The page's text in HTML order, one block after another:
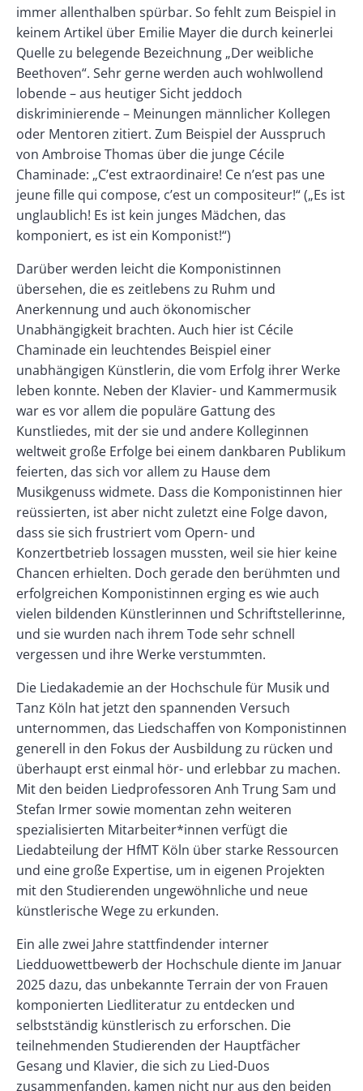
immer allenthalben spürbar. So fehlt zum Beispiel in
keinem Artikel über Emilie Mayer die durch keinerlei
Quelle zu belegende Bezeichnung „Der weibliche
Beethoven“. Sehr gerne werden auch wohlwollend
lobende – aus heutiger Sicht jeddoch
diskriminierende – Meinungen männlicher Kollegen
oder Mentoren zitiert. Zum Beispiel der Ausspruch
von Ambroise Thomas über die junge Cécile
Chaminade: „C’est extraordinaire! Ce n’est pas une
jeune fille qui compose, c’est un compositeur!“ („Es ist
unglaublich! Es ist kein junges Mädchen, das
komponiert, es ist ein Komponist!“)
Darüber werden leicht die Komponistinnen
übersehen, die es zeitlebens zu Ruhm und
Anerkennung und auch ökonomischer
Unabhängigkeit brachten. Auch hier ist Cécile
Chaminade ein leuchtendes Beispiel einer
unabhängigen Künstlerin, die vom Erfolg ihrer Werke
leben konnte. Neben der Klavier- und Kammermusik
war es vor allem die populäre Gattung des
Kunstliedes, mit der sie und andere Kolleginnen
weltweit große Erfolge bei einem dankbaren Publikum
feierten, das sich vor allem zu Hause dem
Musikgenuss widmete. Dass die Komponistinnen hier
reüssierten, ist aber nicht zuletzt eine Folge davon,
dass sie sich frustriert vom Opern- und
Konzertbetrieb lossagen mussten, weil sie hier keine
Chancen erhielten. Doch gerade den berühmten und
erfolgreichen Komponistinnen erging es wie auch
vielen bildenden Künstlerinnen und Schriftstellerinne,
und sie wurden nach ihrem Tode sehr schnell
vergessen und ihre Werke verstummten.
Die Liedakademie an der Hochschule für Musik und
Tanz Köln hat jetzt den spannenden Versuch
unternommen, das Liedschaffen von Komponistinnen
generell in den Fokus der Ausbildung zu rücken und
überhaupt erst einmal hör- und erlebbar zu machen.
Mit den beiden Liedprofessoren Anh Trung Sam und
Stefan Irmer sowie momentan zehn weiteren
spezialisierten Mitarbeiter*innen verfügt die
Liedabteilung der HfMT Köln über starke Ressourcen
und eine große Expertise, um in eigenen Projekten
mit den Studierenden ungewöhnliche und neue
künstlerische Wege zu erkunden.
Ein alle zwei Jahre stattfindender interner
Liedduowettbewerb der Hochschule diente im Januar
2025 dazu, das unbekannte Terrain der von Frauen
komponierten Liedliteratur zu entdecken und
selbstständig künstlerisch zu erforschen. Die
teilnehmenden Studierenden der Hauptfächer
Gesang und Klavier, die sich zu Lied-Duos
zusammenfanden, kamen nicht nur aus den beiden